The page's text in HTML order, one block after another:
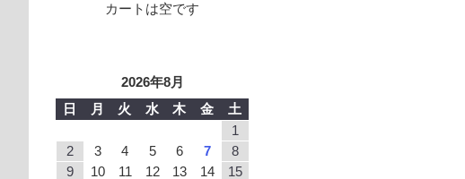
カートは空です
2026年8月
日
月 火 水 木 金
土
1
2
3 4 5 6 7
8
9
10 11 12 13 14 15